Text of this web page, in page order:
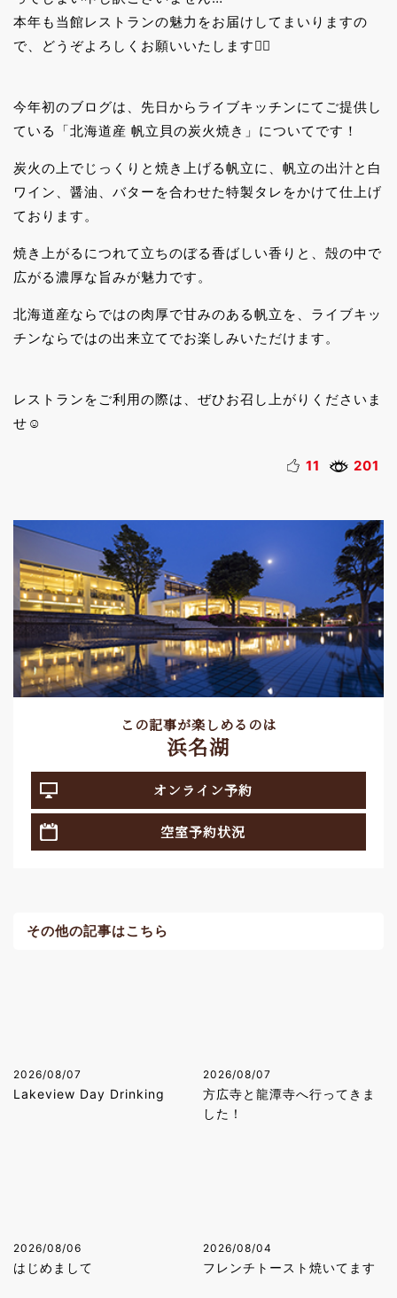
本年も当館レストランの魅力をお届けしてまいりますの
で、どうぞよろしくお願いいたします🙇‍♀️
今年初のブログは、先日からライブキッチンにてご提供し
ている「北海道産 帆立貝の炭火焼き」についてです！
炭火の上でじっくりと焼き上げる帆立に、帆立の出汁と白
ワイン、醤油、バターを合わせた特製タレをかけて仕上げ
ております。
焼き上がるにつれて立ちのぼる香ばしい香りと、殻の中で
広がる濃厚な旨みが魅力です。
北海道産ならではの肉厚で甘みのある帆立を、ライブキッ
チンならではの出来立てでお楽しみいただけます。
レストランをご利用の際は、ぜひお召し上がりくださいま
せ☺
11 201
この記事が楽しめるのは
浜名湖
オンライン予約
空室予約状況
その他の記事はこちら
2026/08/07
Lakeview Day Drinking
2026/08/07
方広寺と龍潭寺へ行ってきま
した！
2026/08/06
はじめまして
2026/08/04
フレンチトースト焼いてます